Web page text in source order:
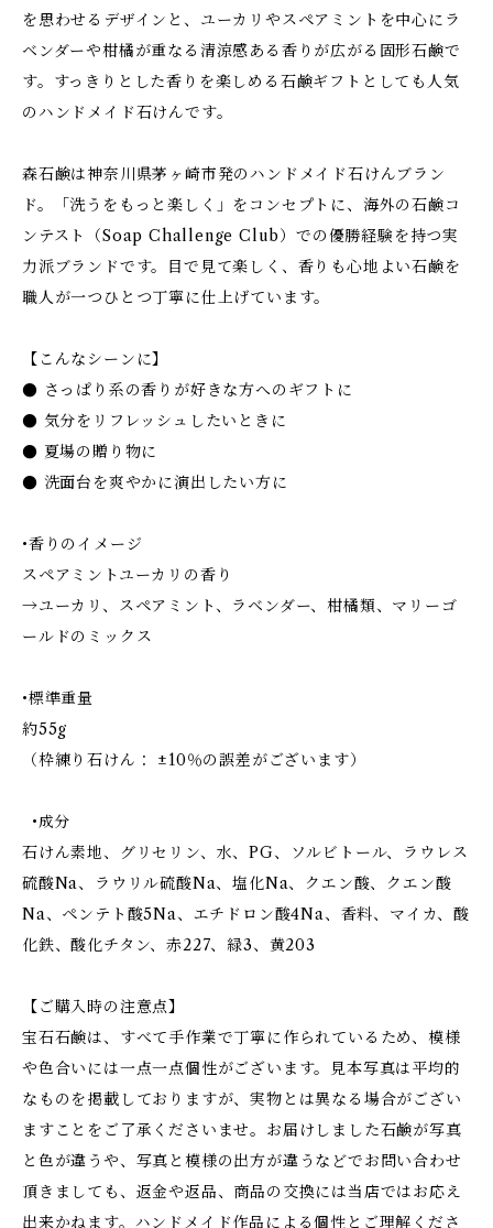
を思わせるデザインと、ユーカリやスペアミントを中心にラ
ベンダーや柑橘が重なる清涼感ある香りが広がる固形石鹸で
す。すっきりとした香りを楽しめる石鹸ギフトとしても人気
のハンドメイド石けんです。
森石鹸は神奈川県茅ヶ崎市発のハンドメイド石けんブラン
ド。「洗うをもっと楽しく」をコンセプトに、海外の石鹸コ
ンテスト（Soap Challenge Club）での優勝経験を持つ実
力派ブランドです。目で見て楽しく、香りも心地よい石鹸を
職人が一つひとつ丁寧に仕上げています。
【こんなシーンに】
● さっぱり系の香りが好きな方へのギフトに
● 気分をリフレッシュしたいときに
● 夏場の贈り物に
● 洗面台を爽やかに演出したい方に
•香りのイメージ
スペアミントユーカリの香り
→ユーカリ、スペアミント、ラベンダー、柑橘類、マリーゴ
ールドのミックス
•標準重量
約55g
（枠練り石けん： ±10％の誤差がございます）
•成分
石けん素地、グリセリン、水、PG、ソルビトール、ラウレス
硫酸Na、ラウリル硫酸Na、塩化Na、クエン酸、クエン酸
Na、ペンテト酸5Na、エチドロン酸4Na、香料、マイカ、酸
化鉄、酸化チタン、赤227、緑3、黄203
【ご購入時の注意点】
宝石石鹸は、すべて手作業で丁寧に作られているため、模様
や色合いには一点一点個性がございます。見本写真は平均的
なものを掲載しておりますが、実物とは異なる場合がござい
ますことをご了承くださいませ。お届けしました石鹸が写真
と色が違うや、写真と模様の出方が違うなどでお問い合わせ
頂きましても、返金や返品、商品の交換には当店ではお応え
出来かねます。ハンドメイド作品による個性とご理解くださ